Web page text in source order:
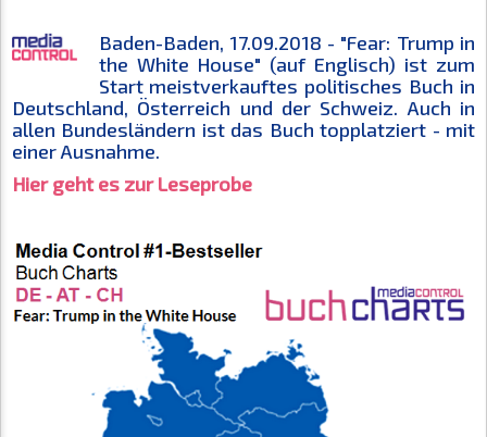
Baden-Baden, 17.09.2018 - "Fear: Trump in
the White House" (auf Englisch) ist zum
Start meistverkauftes politisches Buch in
Deutschland, Österreich und der Schweiz. Auch in
allen Bundesländern ist das Buch topplatziert - mit
einer Ausnahme.
Hier geht es zur Leseprobe